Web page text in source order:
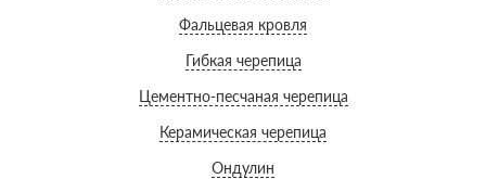
Фальцевая кровля
Гибкая черепица
Цементно-песчаная черепица
Керамическая черепица
Ондулин